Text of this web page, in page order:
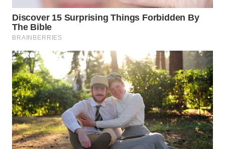
WN DELI
SERDANG
TEBING
TINGGI
WN
PAKPAK
WN
KARAWANG